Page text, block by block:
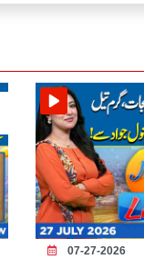
07-27-2026